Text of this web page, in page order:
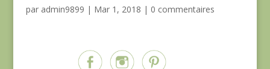
par admin9899 | Mar 1, 2018 | 0 commentaires